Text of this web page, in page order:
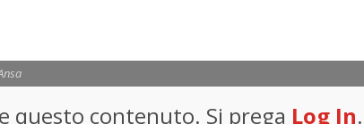
questo contenuto. Si prega Log In.